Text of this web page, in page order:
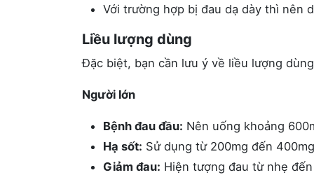
Với trường hợp bị đau dạ dày thì nên
Liều lượng dùng
Đặc biệt, bạn cần lưu ý về liều lượng
Người lớn
Bệnh đau đầu: Nên uống khoảng
Hạ sốt: Sử dụng từ 200mg đến
Giảm đau: Hiện tượng đau từ nhẹ